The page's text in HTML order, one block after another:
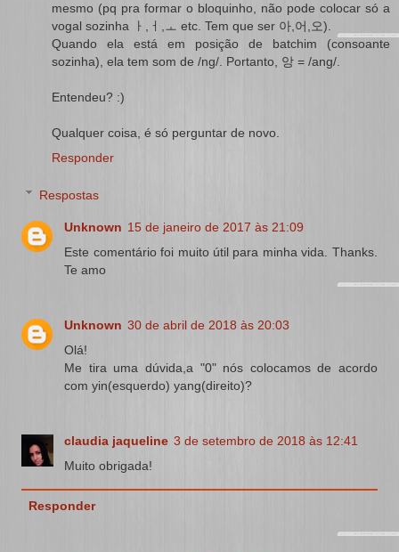
mesmo (pq pra formar o bloquinho, não pode colocar só a
vogal sozinha ㅏ,ㅓ,ㅗ etc. Tem que ser 아,어,오).
Quando ela está em posição de batchim (consoante
sozinha), ela tem som de /ng/. Portanto, 앙 = /ang/.
Entendeu? :)
Qualquer coisa, é só perguntar de novo.
Responder
Respostas
Unknown 15 de janeiro de 2017 às 21:09
Este comentário foi muito útil para minha vida. Thanks.
Te amo
Unknown 30 de abril de 2018 às 20:03
Olá!
Me tira uma dúvida,a "0" nós colocamos de acordo
com yin(esquerdo) yang(direito)?
claudia jaqueline 3 de setembro de 2018 às 12:41
Muito obrigada!
Responder